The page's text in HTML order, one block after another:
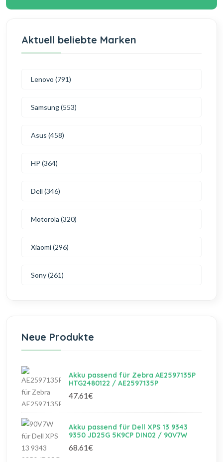
Aktuell beliebte Marken
Lenovo (791)
Samsung (553)
Asus (458)
HP (364)
Dell (346)
Motorola (320)
Xiaomi (296)
Sony (261)
Neue Produkte
Akku passend für Zebra AE2597135P
HTG2480122 / AE2597135P
47.61€
Akku passend für Dell XPS 13 9343
9350 JD25G 5K9CP DIN02 / 90V7W
68.61€